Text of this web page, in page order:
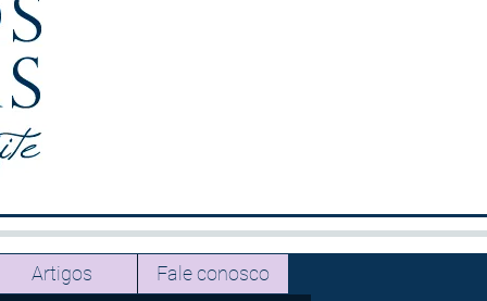
Artigos Fale conosco